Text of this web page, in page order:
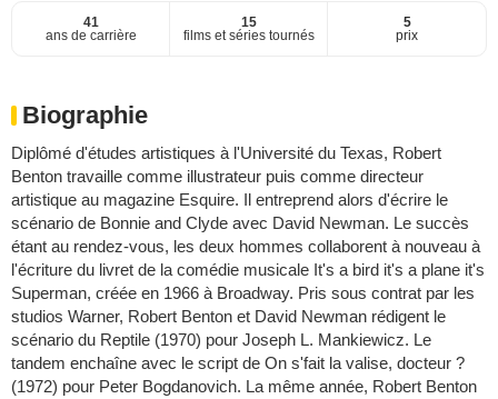
41
ans de carrière
15
films et séries tournés
5
prix
Biographie
Diplômé d'études artistiques à l'Université du Texas, Robert
Benton travaille comme illustrateur puis comme directeur
artistique au magazine Esquire. Il entreprend alors d'écrire le
scénario de Bonnie and Clyde avec David Newman. Le succès
étant au rendez-vous, les deux hommes collaborent à nouveau à
l'écriture du livret de la comédie musicale It's a bird it's a plane it's
Superman, créée en 1966 à Broadway. Pris sous contrat par les
studios Warner, Robert Benton et David Newman rédigent le
scénario du Reptile (1970) pour Joseph L. Mankiewicz. Le
tandem enchaîne avec le script de On s'fait la valise, docteur ?
(1972) pour Peter Bogdanovich. La même année, Robert Benton